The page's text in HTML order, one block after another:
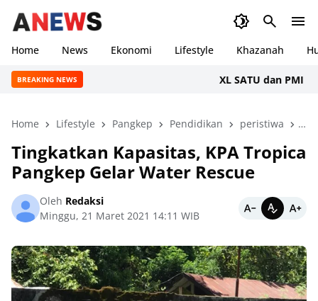
Home News Ekonomi Lifestyle Khazanah
BREAKING NEWS XL SATU dan PMI
Home Lifestyle Pangkep Pendidikan peristiwa
Tingkatkan Kapasitas, KPA Tropica
Pangkep Gelar Water Rescue
Oleh Redaksi
Minggu, 21 Maret 2021 14:11 WIB